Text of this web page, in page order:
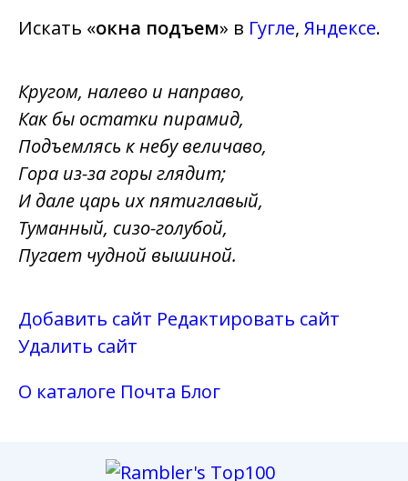
Искать «окна подъем» в Гугле, Яндексе.
Кругом, налево и направо,
Как бы остатки пирамид,
Подъемлясь к небу величаво,
Гора из-за горы глядит;
И дале царь их пятиглавый,
Туманный, сизо-голубой,
Пугает чудной вышиной.
Добавить сайт Редактировать сайт
Удалить сайт
О каталоге Почта Блог